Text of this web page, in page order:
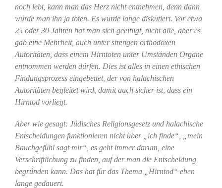
noch lebt, kann man das Herz nicht entnehmen, denn dann
würde man ihn ja töten. Es wurde lange diskutiert. Vor etwa
25 oder 30 Jahren hat man sich geeinigt, nicht alle, aber es
gab eine Mehrheit, auch unter strengen orthodoxen
Autoritäten, dass einem Hirntoten unter Umständen Organe
entnommen werden dürfen. Dies ist alles in einen ethischen
Findungsprozess eingebettet, der von halachischen
Autoritäten begleitet wird, damit auch sicher ist, dass ein
Hirntod vorliegt.
Aber wie gesagt: Jüdisches Religionsgesetz und halachische
Entscheidungen funktionieren nicht über „ich finde“, „mein
Bauchgefühl sagt mir“, es geht immer darum, eine
Verschriftlichung zu finden, auf der man die Entscheidung
begründen kann. Das hat für das Thema „Hirntod“ eben
lange gedauert.